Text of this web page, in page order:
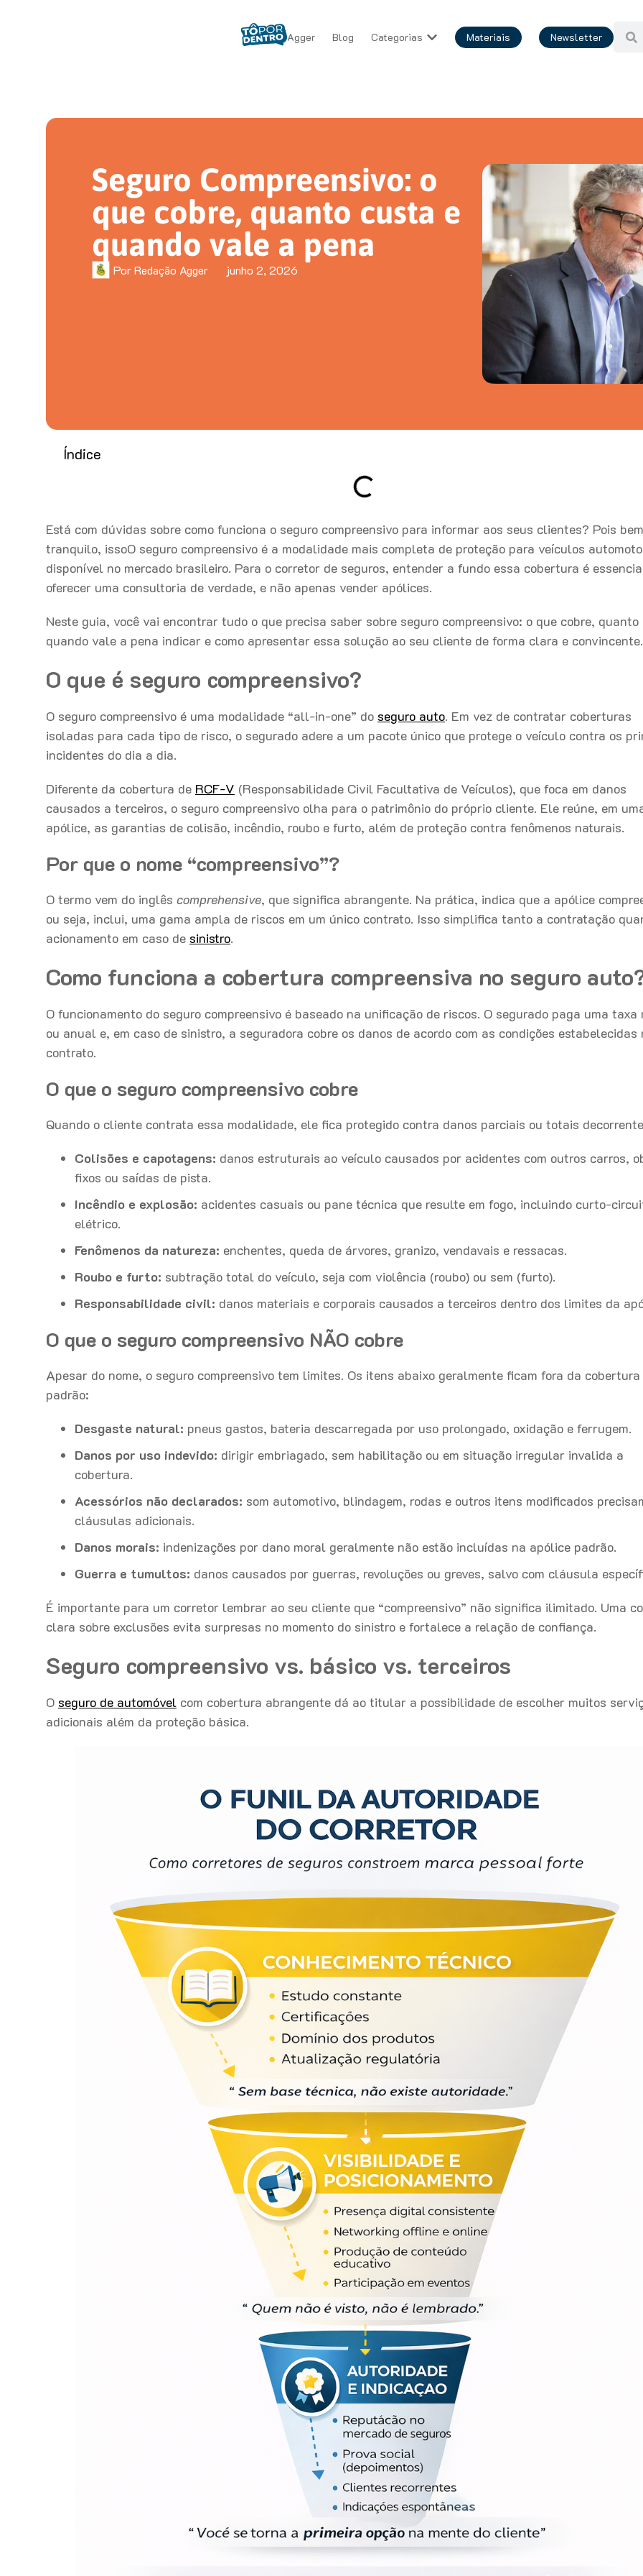
Agger Blog Categorias Materiais Newsletter
Seguro Compreensivo: o
que cobre, quanto custa e
quando vale a pena
PorRedação Agger junho 2, 2026
Índice
Está com dúvidas sobre como funciona o seguro compreensivo para informar aos seus clientes? Pois
tranquilo, issoO seguro compreensivo é a modalidade mais completa de proteção para veículos
disponível no mercado brasileiro. Para o corretor de seguros, entender a fundo essa cobertura é
oferecer uma consultoria de verdade, e não apenas vender apólices.
Neste guia, você vai encontrar tudo o que precisa saber sobre seguro compreensivo: o que cobre,
quando vale a pena indicar e como apresentar essa solução ao seu cliente de forma clara e convincente.
O que é seguro compreensivo?
O seguro compreensivo é uma modalidade “all-in-one” do seguro auto. Em vez de contratar coberturas
isoladas para cada tipo de risco, o segurado adere a um pacote único que protege o veículo contra os
incidentes do dia a dia.
Diferente da cobertura de RCF-V (Responsabilidade Civil Facultativa de Veículos), que foca em danos
causados a terceiros, o seguro compreensivo olha para o patrimônio do próprio cliente. Ele reúne, em
apólice, as garantias de colisão, incêndio, roubo e furto, além de proteção contra fenômenos naturais.
Por que o nome “compreensivo”?
O termo vem do inglês comprehensive, que significa abrangente. Na prática, indica que a apólice
ou seja, inclui, uma gama ampla de riscos em um único contrato. Isso simplifica tanto a contratação
acionamento em caso de sinistro.
Como funciona a cobertura compreensiva no seguro
O funcionamento do seguro compreensivo é baseado na unificação de riscos. O segurado paga uma taxa
ou anual e, em caso de sinistro, a seguradora cobre os danos de acordo com as condições estabelecidas
contrato.
O que o seguro compreensivo cobre
Quando o cliente contrata essa modalidade, ele fica protegido contra danos parciais ou totais
Colisões e capotagens: danos estruturais ao veículo causados por acidentes com outros carros,
fixos ou saídas de pista.
Incêndio e explosão: acidentes casuais ou pane técnica que resulte em fogo, incluindo curto-
elétrico.
Fenômenos da natureza: enchentes, queda de árvores, granizo, vendavais e ressacas.
Roubo e furto: subtração total do veículo, seja com violência (roubo) ou sem (furto).
Responsabilidade civil: danos materiais e corporais causados a terceiros dentro dos limites da
O que o seguro compreensivo NÃO cobre
Apesar do nome, o seguro compreensivo tem limites. Os itens abaixo geralmente ficam fora da cobertura
padrão:
Desgaste natural: pneus gastos, bateria descarregada por uso prolongado, oxidação e ferrugem.
Danos por uso indevido: dirigir embriagado, sem habilitação ou em situação irregular invalida a
cobertura.
Acessórios não declarados: som automotivo, blindagem, rodas e outros itens modificados
cláusulas adicionais.
Danos morais: indenizações por dano moral geralmente não estão incluídas na apólice padrão.
Guerra e tumultos: danos causados por guerras, revoluções ou greves, salvo com cláusula
É importante para um corretor lembrar ao seu cliente que “compreensivo” não significa ilimitado. Uma
clara sobre exclusões evita surpresas no momento do sinistro e fortalece a relação de confiança.
Seguro compreensivo vs. básico vs. terceiros
O seguro de automóvel com cobertura abrangente dá ao titular a possibilidade de escolher muitos
adicionais além da proteção básica.